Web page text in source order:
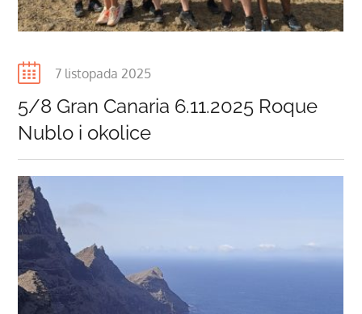
Posted
7 listopada 2025
5/8 Gran Canaria 6.11.2025 Roque
Nublo i okolice